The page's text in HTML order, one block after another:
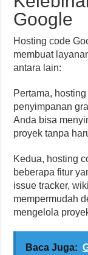
Google
Hosting code
membuat
antara lain:
Pertama,
penyimpanan
Anda bisa
proyek tanpa
Kedua, hosting
beberapa fitur
issue tracker,
mempermudah
mengelola
Baca Juga: